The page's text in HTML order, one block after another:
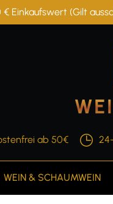
Einkaufswert (Gilt
ab 50€
WEIN & SCHAUMWEIN